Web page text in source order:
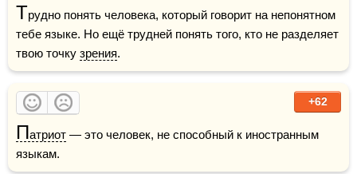
Трудно понять человека, который говорит на непонятном
тебе языке. Но ещё трудней понять того, кто не разделяет
твою точку зрения.
+62
Патриот — это человек, не способный к иностранным
языкам.